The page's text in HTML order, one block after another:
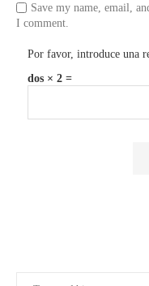
Save my name, email,
I comment.
Por favor, introduce una
dos × 2 =